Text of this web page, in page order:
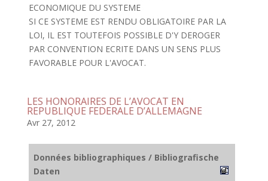
ECONOMIQUE DU SYSTEME
SI CE SYSTEME EST RENDU OBLIGATOIRE PAR LA
LOI, IL EST TOUTEFOIS POSSIBLE D'Y DEROGER
PAR CONVENTION ECRITE DANS UN SENS PLUS
FAVORABLE POUR L'AVOCAT.
LES HONORAIRES DE L’AVOCAT EN
REPUBLIQUE FEDERALE D’ALLEMAGNE
Avr 27, 2012
Données bibliographiques / Bibliografische
Daten